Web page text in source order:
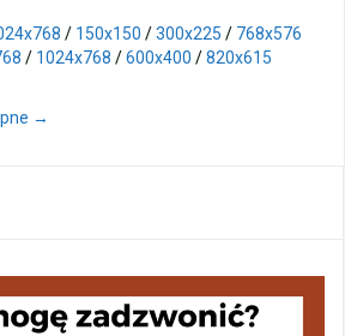
„Bezpieczne Wakacje”
do Trójmiasta i Malborka 🏰🌊
/ 150x150 /300x225 / 768x576
/ 1024x768 /600x400 /820x615
→